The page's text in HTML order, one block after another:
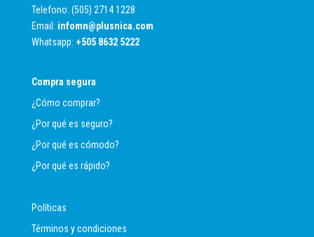
Telefono: (505) 2714 1228
Email: infomn@plusnica.com
Whatsapp: +505 8632 5222
Compra segura
¿Cómo comprar?
¿Por qué es seguro?
¿Por qué es cómodo?
¿Por qué es rápido?
Políticas
Términos y condiciones